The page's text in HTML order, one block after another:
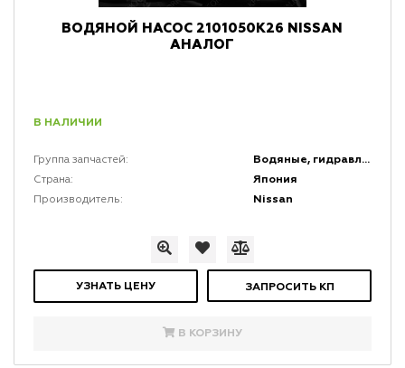
ВОДЯНОЙ НАСОС 2101050K26 NISSAN
АНАЛОГ
В НАЛИЧИИ
Группа запчастей: Водяные, гидравлические и топливные насосы
Страна: Япония
Производитель: Nissan
УЗНАТЬ ЦЕНУ ЗАПРОСИТЬ КП
В КОРЗИНУ